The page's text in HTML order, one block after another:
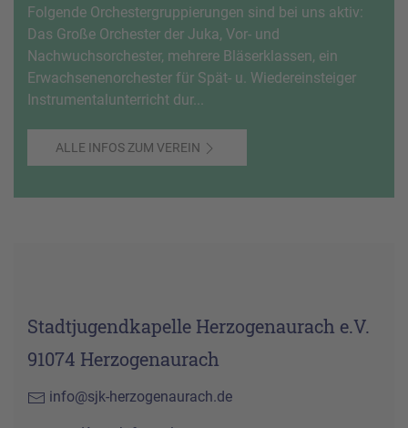
Folgende Orchestergruppierungen sind bei uns aktiv:
Das Große Orchester der Juka, Vor- und
Nachwuchsorchester, mehrere Bläserklassen, ein
Erwachsenenorchester für Spät- u. Wiedereinsteiger
Instrumentalunterricht dur...
ALLE INFOS ZUM VEREIN
Stadtjugendkapelle Herzogenaurach e.V.
91074 Herzogenaurach
info@sjk-herzogenaurach.de